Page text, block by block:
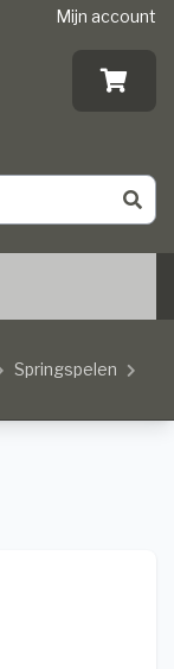
Mijn account
Springspelen